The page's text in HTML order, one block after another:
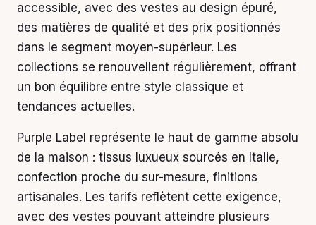
accessible, avec des vestes au design épuré,
des matières de qualité et des prix positionnés
dans le segment moyen-supérieur. Les
collections se renouvellent régulièrement, offrant
un bon équilibre entre style classique et
tendances actuelles.
Purple Label représente le haut de gamme absolu
de la maison : tissus luxueux sourcés en Italie,
confection proche du sur-mesure, finitions
artisanales. Les tarifs reflètent cette exigence,
avec des vestes pouvant atteindre plusieurs